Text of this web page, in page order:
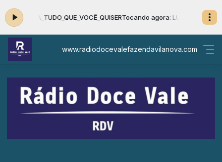
Tocando agora:
www.radiodocevalefazendavilanova.com